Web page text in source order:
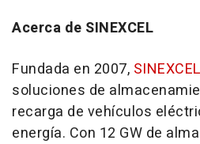
Acerca de SINEXCEL
Fundada en 2007, SINEXCEL
soluciones de
recarga de vehículos
energía. Con 12 GW de